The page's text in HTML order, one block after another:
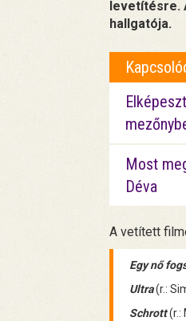
levetítésre.
hallgatója.
Most
Déva
A vetített
Egy nő
Ultra(r.:
Schrott(r.: